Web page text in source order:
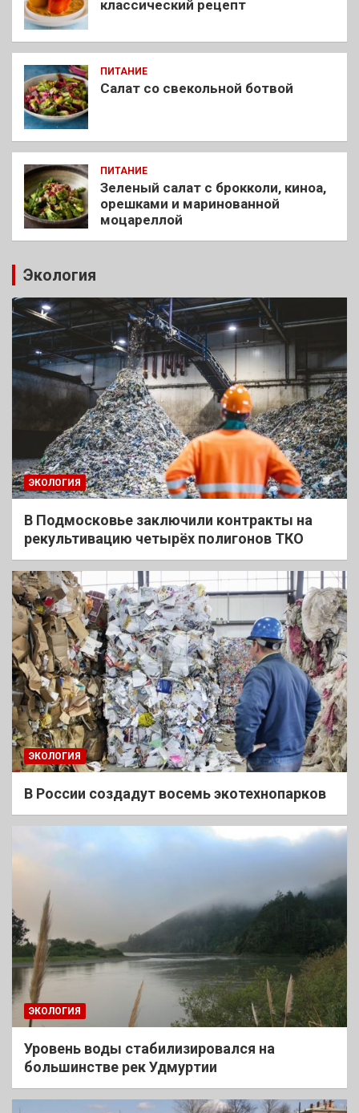
классический рецепт
ПИТАНИЕ
Салат со свекольной ботвой
ПИТАНИЕ
Зеленый салат с брокколи, киноа,
орешками и маринованной
моцареллой
Экология
ЭКОЛОГИЯ
В Подмосковье заключили контракты на
рекультивацию четырёх полигонов ТКО
ЭКОЛОГИЯ
В России создадут восемь экотехнопарков
ЭКОЛОГИЯ
Уровень воды стабилизировался на
большинстве рек Удмуртии